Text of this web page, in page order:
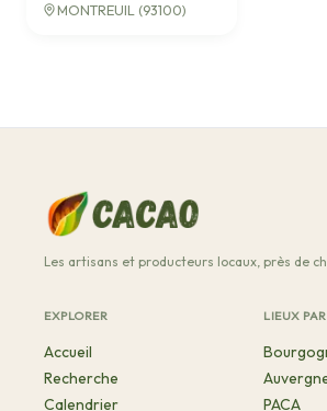
MONTREUIL (93100)
Les artisans et producteurs locaux, près de
EXPLORER
Accueil
Recherche
Calendrier
LIEUX
PACA